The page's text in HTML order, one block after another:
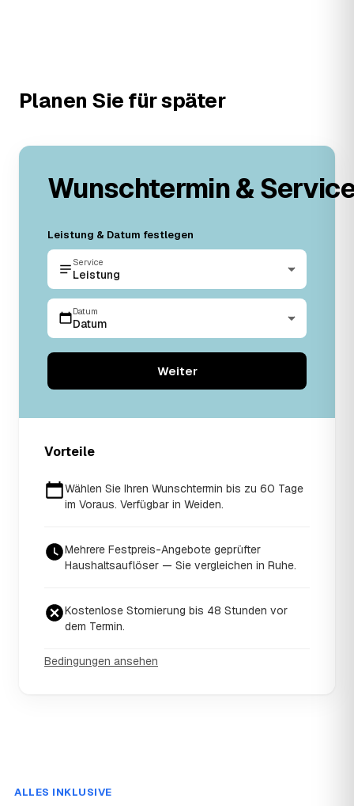
Planen Sie für später
Wunschtermin &
Leistung & Datum festlegen
Service
Leistung
Datum
Datum
Weiter
Vorteile
Wählen Sie Ihren Wunschtermin bis zu 60 Tage
im Voraus. Verfügbar in Weiden.
Mehrere Festpreis-Angebote geprüfter
Haushaltsauflöser — Sie vergleichen in Ruhe.
Kostenlose Stornierung bis 48 Stunden vor
dem Termin.
Bedingungen ansehen
ALLES INKLUSIVE